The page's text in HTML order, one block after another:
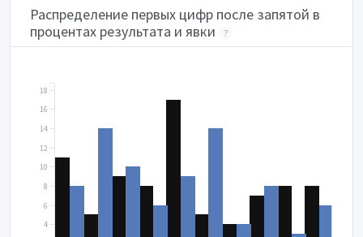
Распределение первых цифр после запятой в
процентах результата и явки
?
4
6
8
10
12
14
16
18